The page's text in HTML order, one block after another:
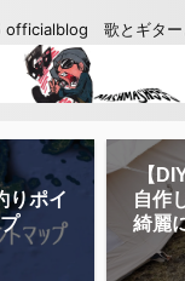
officialblog 歌とギター
ポイ
【
自作
綺麗